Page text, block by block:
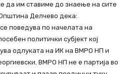
да им ставиме до знаење на сите
Делчево дека:
поведува по начелата на
политички субјект кој
одлуката на ИК на ВМРО НП и
ВМРО НП не е партија во